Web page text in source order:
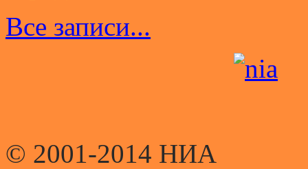
Все записи...
© 2001-2014 НИА